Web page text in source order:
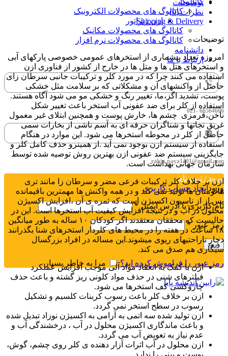
کاتالوگ های محصولات الکترونیک
ازن ژنراتور
کاتالوگ های محصولات مکانیک
کاتالوگ های محصولات نرم افزار
دانشنامه
ارتباط با ما
66564606 -021
rabin.paya1401@gmail.com
ورود / ثبت نام
ورود ایجاد حساب کاربری
نام کاربری یا آدرس ایمیل*
رمز عبور*
ورود
رمز عبور را فراموش کرده اید؟
مرا به خاطر بسپار
محصول / ﷼0
توضیحات
نظرات (0)
Shipping & Delivery
توضیحات
امروزه تعداد بیشماری از استخرهای عمومی خصوصی پارکهای آبی
و استخرهای هتل ها و متل ها در خارج از کشور از فناوری ازن
استفاده می کنند چرا که در مورد کلر و ترکیبات جانبی سرطان زای
حاصل از واکنشهای آن و مشکلاتی که بر سلامت مثل خشکی
پوست، تشدید اگز،ما، تغییر رنگ و خشکی مو می شود آگاه هستند.
استفاده از کلر برای ضد عفونی آب استخر باعث تغيير شكل
ناخن،قرمزی چشم ها، خارش پوست و همچنین ابتلای غیر معمول
غریق نجاتها و شناگران حرفه ای به آسم ناشی از بخارات سمی
حاصل از کلر در محوطه استخرها می شود. این موارد در هنگام
استفاده از سیستم ازن بوجود نمی آید .از همینرو حذف کامل کلر و
جایگزینی سیستم ضد عفونی ازن بهترین روش توصیه شده توسط
سازمان جهانی بهداشت است.
ازن بر خلاف کلر ترکیبات فرعی مضر و سرطان زا مانند تری
هالومتان ها تولید نمی کند و در همه واکنش ها مهمترین باقیمانده
پس از از ناسیون اکسیژن است که ثمره ی آن ،افزایش اکسیژن
محلول در آب و در نتیجه افزایش کیفیت آب استخرها است. این در
حالیست که محققان معتقدند اگر کودکان ۱۰ ساله به طور میانگین
۱۸ ساعت در هفته را در محیط های کلردار استخرهای شنا بگذرانند
دچار ناراحتیهای ریوی میشوند.این مساله در افراد بزرگسال
سیگاری هم صدق می کند.
ازن با کمک به انعقاد مواد آلی موجب افزایش عملکرد
فیلترهای شنی در حذف مواد کلونی ریز گشته و باعث حذف
چاروکشی کف استخرها می شود.
ازن بر خلاف کلر باعث رسوب کربنات کلسیم و تشکیل
رسوب در سطح استخر نمی گردد.
ازن تولید شده سه اتمی به آرامی به اکسیژن نوزاد تبدیل شده
و باعث ماندگاری اکسیژن محلول در آب ، درخشندگی آب و
عدم نیاز به تعویض آب می گردد.
ازن محلول در آب اثرات آزار دهنده ی کلر روی چشم، گوش،
پوست و بینی را ندارد.